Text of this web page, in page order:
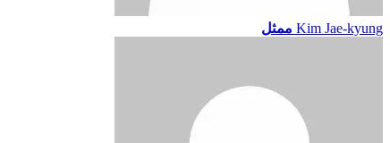
Kim Jae-kyung ممثل